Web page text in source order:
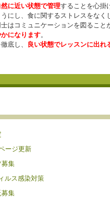
然に近い状態で管理することを心掛
うにし、食に関するストレスをなく
はコミュニケーションを図ること
になります。
底し、
良い状態でレッスンに出れ
ージ更新
募集
ルス感染対策
募集